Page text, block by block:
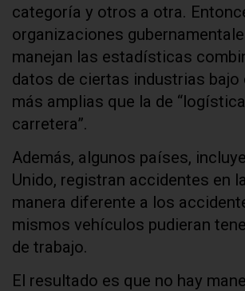
categoría y otros a otra.
organizaciones
manejan las estadísticas
datos de ciertas industrias
más amplias que la de
carretera”.
Además, algunos países,
Unido, registran accidentes en
manera diferente a los
mismos vehículos pudieran
de trabajo.
El resultado es que no hay